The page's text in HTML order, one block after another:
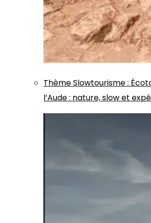
ThèmeSlowtourisme:
l’Aude : nature, slow et